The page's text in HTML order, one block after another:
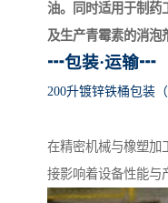
油。同时适用于制药
及生产青霉素的消泡
┅包装·运输┅
200升镀锌铁桶包装
在精密机械与橡塑加
接影响着设备性能与